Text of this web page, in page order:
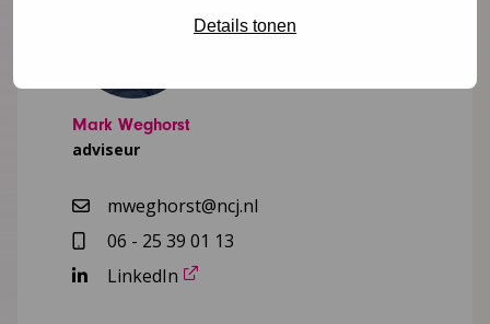
Details tonen
Mark Weghorst
adviseur
mweghorst@ncj.nl
06 - 25 39 01 13
LinkedIn